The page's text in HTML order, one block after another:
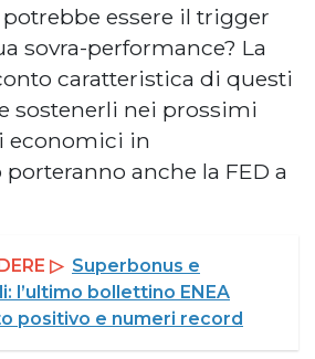
essere il trigger
sovra-performance? La
caratteristica di questi
sostenerli nei prossimi
economici in
anche la FED a
▷ Superbonus e
l’ultimo bollettino ENEA
positivo e numeri record